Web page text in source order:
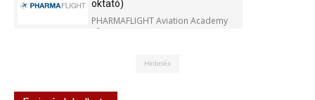
oktató)
PHARMAFLIGHT Aviation Academy
Kft.
Hirdetés